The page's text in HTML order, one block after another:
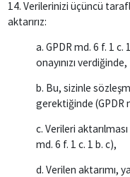
14. Verilerinizi üçüncü
aktarırız:
a. GPDR md. 6 f. 1 c.
onayınızı verdiğinde,
b. Bu, sizinle
gerektiğinde (GPDR
c. Verileri
md. 6 f. 1 c. 1 b. c),
d. Verilen aktarımı,